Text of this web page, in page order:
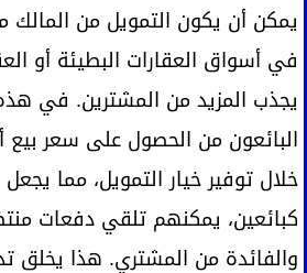
يمكن أن يكون التمويل من
في أسواق العقارات البطيئة أو
يجذب المزيد من المشترين. في
البائعون من الحصول على سعر بيع
خلال توفير خيار التمويل، مما
كبائعين، يمكنهم تلقي دفعات
والفائدة من المشتري. هذا يخلق